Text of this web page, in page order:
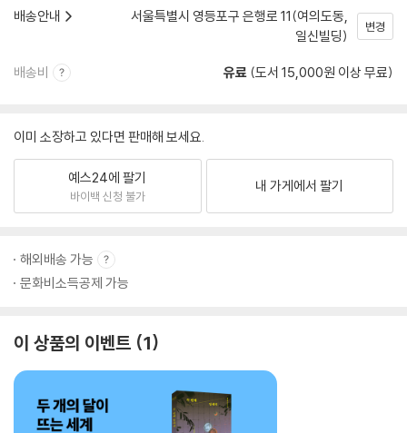
배송안내
서울특별시 영등포구 은행로 11(여의도동,
일신빌딩)
변경
배송비 유료 (도서 15,000원 이상 무료)
이미 소장하고 있다면 판매해 보세요.
예스24에 팔기
바이백 신청 불가
내 가게에서 팔기
해외배송 가능
문화비소득공제 가능
이 상품의 이벤트 1